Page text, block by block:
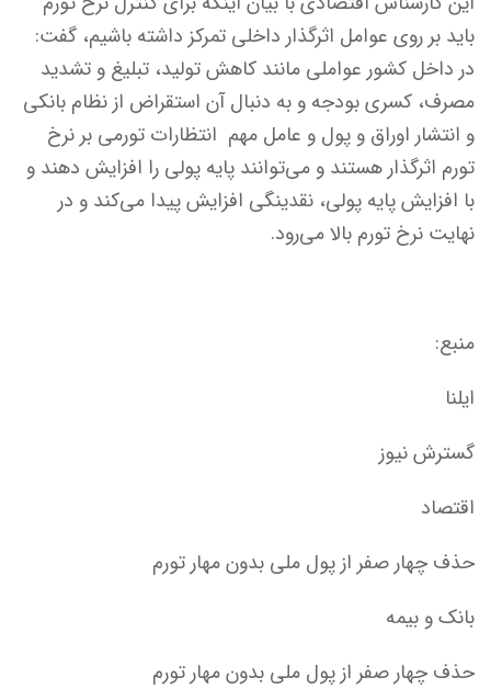
باید بر روی عوامل اثرگذار داخلی تمرکز داشته باشیم، گفت:
در داخل کشور عواملی مانند کاهش تولید، تبلیغ و تشدید
مصرف، کسری بودجه و به دنبال آن استقراض از نظام بانکی
و انتشار اوراق و پول و عامل مهم انتظارات تورمی بر نرخ
تورم اثرگذار هستند و می‌توانند پایه پولی را افزایش دهند و
با افزایش پایه پولی، نقدینگی افزایش پیدا می‌کند و در
نهایت نرخ تورم بالا می‌رود.
منبع:
ایلنا
گسترش نیوز
اقتصاد
حذف چهار صفر از پول ملی بدون مهار تورم
بانک و بیمه
حذف چهار صفر از پول ملی بدون مهار تورم